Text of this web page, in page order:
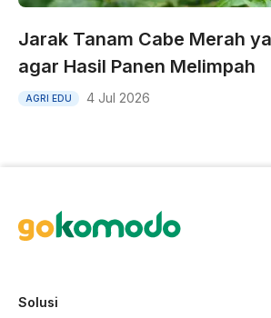
Jarak Tanam Cabe Merah
agar Hasil Panen Melimpah
AGRI EDU 4 Jul 2026
Solusi